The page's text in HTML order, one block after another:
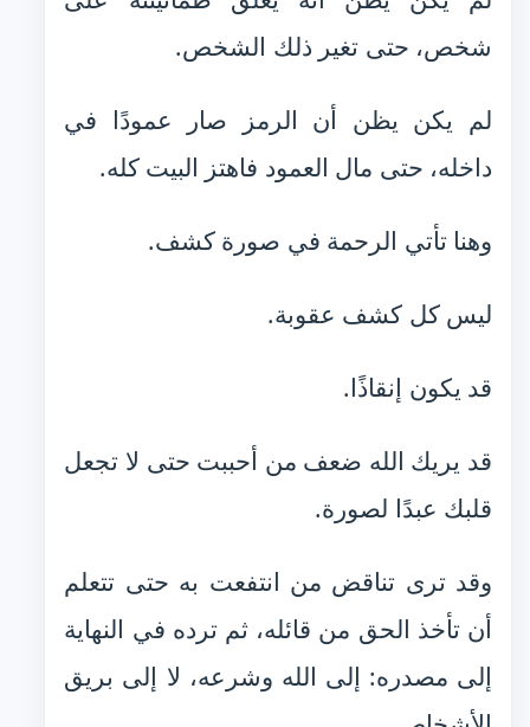
شخص، حتى تغير ذلك الشخص.
لم يكن يظن أن الرمز صار عمودًا في
داخله، حتى مال العمود فاهتز البيت كله.
وهنا تأتي الرحمة في صورة كشف.
ليس كل كشف عقوبة.
قد يكون إنقاذًا.
قد يريك الله ضعف من أحببت حتى لا تجعل
قلبك عبدًا لصورة.
وقد ترى تناقض من انتفعت به حتى تتعلم
أن تأخذ الحق من قائله، ثم ترده في النهاية
إلى مصدره: إلى الله وشرعه، لا إلى بريق